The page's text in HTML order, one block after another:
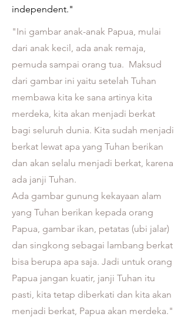
independent."
"Ini gambar anak-anak Papua, mulai
dari anak kecil, ada anak remaja,
pemuda sampai orang tua. Maksud
dari gambar ini yaitu setelah Tuhan
membawa kita ke sana artinya kita
merdeka, kita akan menjadi berkat
bagi seluruh dunia. Kita sudah menjadi
berkat lewat apa yang Tuhan berikan
dan akan selalu menjadi berkat, karena
ada janji Tuhan.
Ada gambar gunung kekayaan alam
yang Tuhan berikan kepada orang
Papua, gambar ikan, petatas (ubi jalar)
dan singkong sebagai lambang berkat
bisa berupa apa saja. Jadi untuk orang
Papua jangan kuatir, janji Tuhan itu
pasti, kita tetap diberkati dan kita akan
menjadi berkat, Papua akan merdeka."